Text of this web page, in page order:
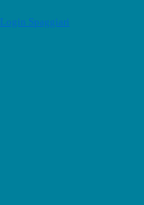
Login Spaggiari